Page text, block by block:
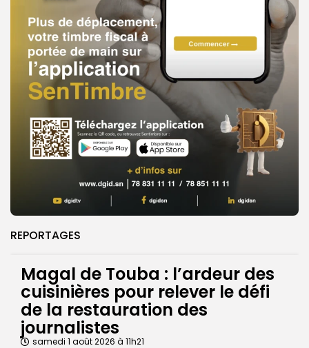
REPORTAGES
Magal de Touba : l’ardeur des
cuisinières pour relever le défi
de la restauration des
journalistes
samedi 1 août 2026 à 11h21